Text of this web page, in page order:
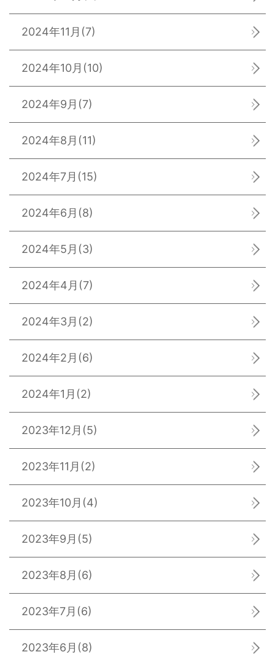
2024年11月 (7)
2024年10月 (10)
2024年9月 (7)
2024年8月 (11)
2024年7月 (15)
2024年6月 (8)
2024年5月 (3)
2024年4月 (7)
2024年3月 (2)
2024年2月 (6)
2024年1月 (2)
2023年12月 (5)
2023年11月 (2)
2023年10月 (4)
2023年9月 (5)
2023年8月 (6)
2023年7月 (6)
2023年6月 (8)